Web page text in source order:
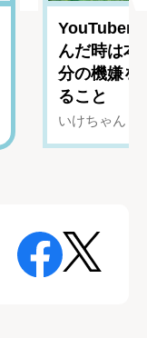
YouTuber
んだ時は
分の機嫌を
ること
いけちゃん（